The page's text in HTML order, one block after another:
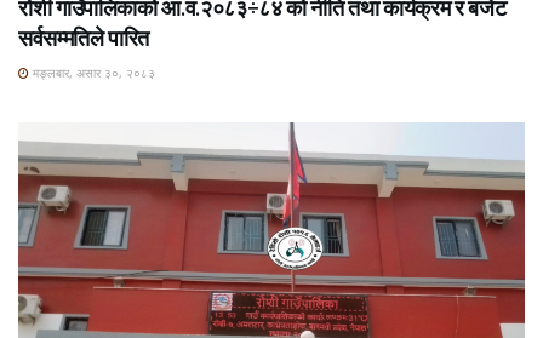
रोशी गाउँपालिकाको आ.व.२०८३÷८४ को नीति तथा कार्यक्रम र बजेट
सर्वसम्मतिले पारित
मङ्लबार, असार ३०, २०८३